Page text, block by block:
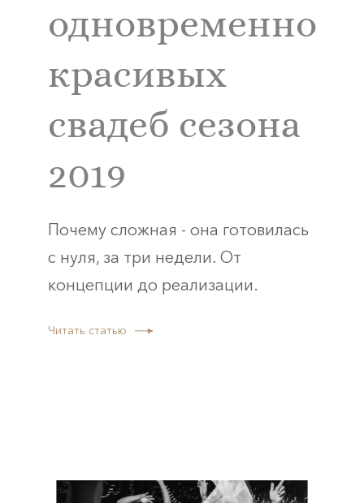
одновременно
красивых
свадеб сезона
2019
Почему сложная - она готовилась
с нуля, за три недели. От
концепции до реализации.
Читать статью